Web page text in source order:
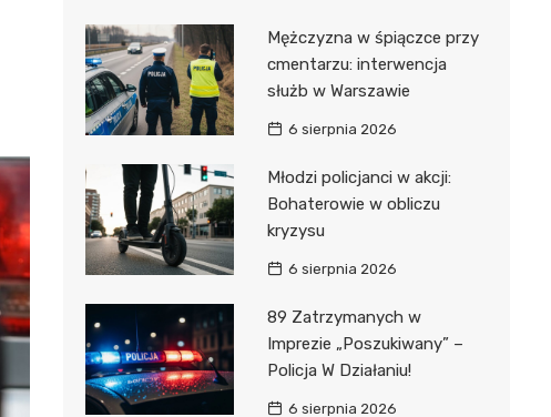
Mężczyzna w śpiączce przy
cmentarzu: interwencja
służb w Warszawie
6 sierpnia 2026
Młodzi policjanci w akcji:
Bohaterowie w obliczu
kryzysu
6 sierpnia 2026
89 Zatrzymanych w
Imprezie „Poszukiwany” –
Policja W Działaniu!
6 sierpnia 2026